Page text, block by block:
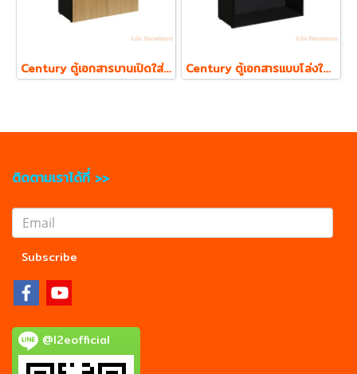
Century ตู้เอกสารบานเปิดใส่แฟ้ม ตั้ง 2 ชั้น รุ่น LCL810 ความหนา Top 19 mm. Century ตู้เอกสารแบบโล่งใส่แฟ้ม ตั้ง 2 ชั้น รุ่น LCL800 ความหนา Top 19 mm.
ติดตามเราได้ที่ >>
Subscribe
@l2eofficial